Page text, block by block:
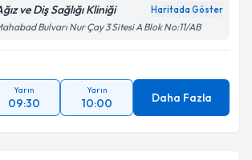
ve Diş Sağlığı Kliniği Haritada Göster
Bulvarı Nur Çay 3 Sitesi A Blok No:11/AB
Yarın
09:30
Yarın
10:00 Daha Fazla